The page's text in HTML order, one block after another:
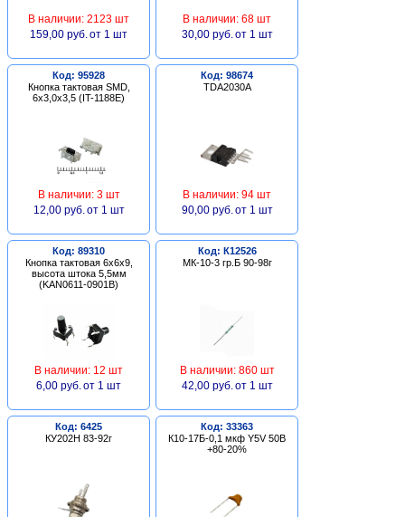
В наличии: 2123 шт
159,00 руб. от 1 шт
В наличии: 68 шт
30,00 руб. от 1 шт
Код: 95928
Кнопка тактовая SMD,
6х3,0х3,5 (IT-1188E)
В наличии: 3 шт
12,00 руб. от 1 шт
Код: 98674
TDA2030A
В наличии: 94 шт
90,00 руб. от 1 шт
Код: 89310
Кнопка тактовая 6х6х9,
высота штока 5,5мм
(KAN0611-0901B)
В наличии: 12 шт
6,00 руб. от 1 шт
Код: К12526
МК-10-3 гр.Б 90-98г
В наличии: 860 шт
42,00 руб. от 1 шт
Код: 6425
КУ202Н 83-92г
Код: 33363
К10-17Б-0,1 мкф Y5V 50В
+80-20%